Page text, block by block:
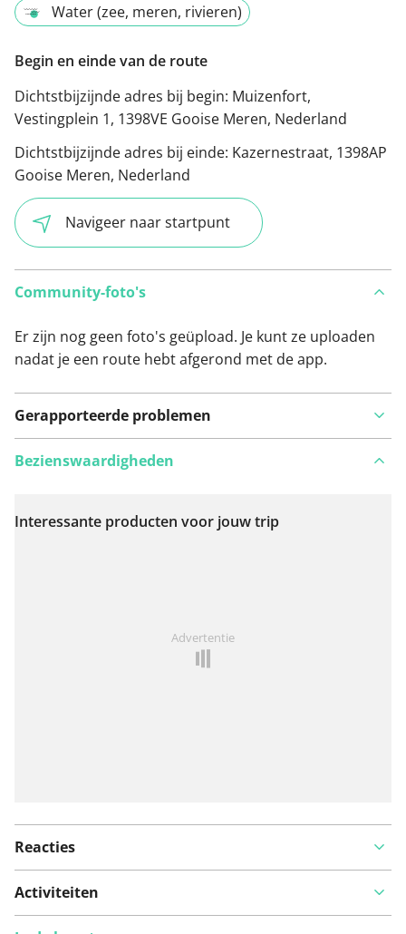
Water (zee, meren, rivieren)
Begin en einde van de route
Dichtstbijzijnde adres bij begin: Muizenfort,
Vestingplein 1, 1398VE Gooise Meren, Nederland
Dichtstbijzijnde adres bij einde: Kazernestraat, 1398AP
Gooise Meren, Nederland
Navigeer naar startpunt
Community-foto's
Er zijn nog geen foto's geüpload. Je kunt ze uploaden
nadat je een route hebt afgerond met de app.
Gerapporteerde problemen
Bekijk op kaart
Bezienswaardigheden
Interessante producten voor jouw trip
Advertentie
Reacties
Activiteiten